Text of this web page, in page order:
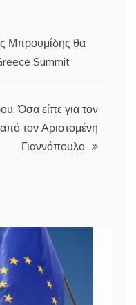
Μπρουμίδης θα
Summit
Όσα είπε για τον
τον Αριστομένη
Γιαννόπουλο